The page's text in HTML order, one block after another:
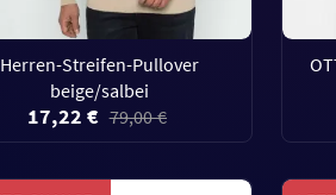
Herren-Streifen-Pullover
beige/salbei
17,22 € 79,00 €